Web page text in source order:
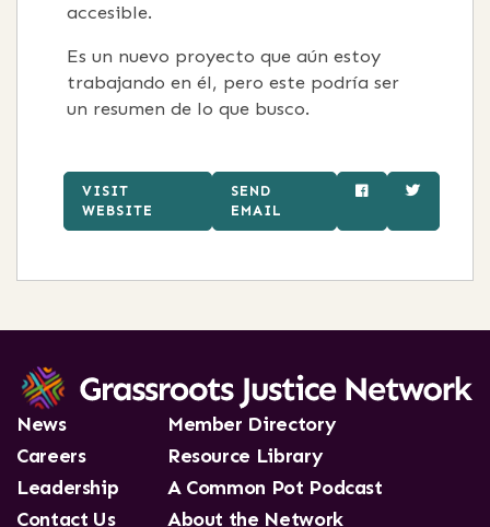
accesible.
Es un nuevo proyecto que aún estoy
trabajando en él, pero este podría ser
un resumen de lo que busco.
VISIT
WEBSITE
SEND
EMAIL
News
Careers
Leadership
Contact Us
Member Directory
Resource Library
A Common Pot Podcast
About the Network